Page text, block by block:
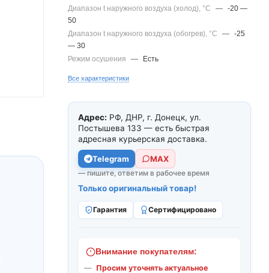
Диапазон t наружного воздуха (холод), °C
— -20 —
50
Диапазон t наружного воздуха (обогрев), °C
— -25
— 30
Режим осушения
— Есть
Все характеристики
Адрес: РФ, ДНР, г. Донецк, ул.
Постышева 133 — есть быстрая
адресная курьерская доставка.
Telegram МАХ
— пишите, ответим в рабочее время
Только оригинальный товар!
Гарантия Сертифицировано
Внимание покупателям:
Просим уточнять актуальное